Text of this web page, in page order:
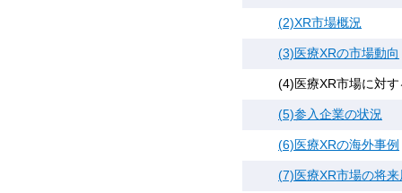
(2)XR市場概況
(3)医療XRの市場動向
(4)医療XR市場に対す
(5)参入企業の状況
(6)医療XRの海外事例
(7)医療XR市場の将